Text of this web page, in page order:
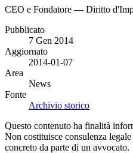
CEO e Fondatore — Diritto
Pubblicato
7 Gen 2014
Aggiornato
2014-01-07
Area
News
Fonte
Archivio storico
Questo contenuto ha finalità
Non costituisce consulenza
concreto da parte di un avvocato.